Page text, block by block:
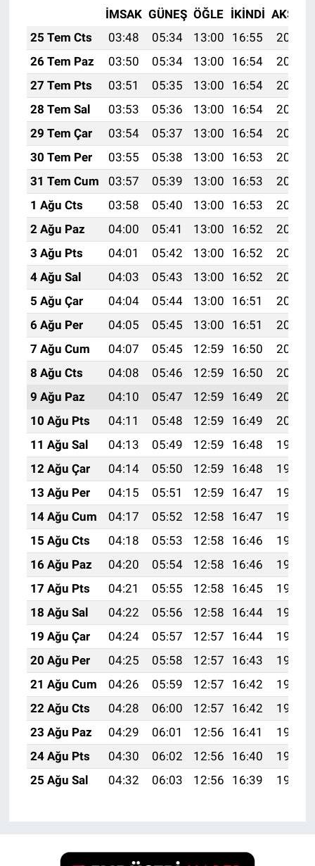
İMSAK GÜNEŞ ÖĞLE İKINDI AKŞAM
25 Tem Cts
03:48 05:34 13:00 16:55
20:17
26 Tem Paz
03:50 05:34 13:00 16:54
20:16
27 Tem Pts
03:51 05:35 13:00 16:54
20:15
28 Tem Sal
03:53 05:36 13:00 16:54
20:14
29 Tem Çar
03:54 05:37 13:00 16:54
20:13
30 Tem Per
03:55 05:38 13:00 16:53
20:12
31 Tem Cum
03:57 05:39 13:00 16:53
20:11
1 Ağu Cts
03:58 05:40 13:00 16:53
20:10
2 Ağu Paz
04:00 05:41 13:00 16:52
20:09
3 Ağu Pts
04:01 05:42 13:00 16:52
20:08
4 Ağu Sal
04:03 05:43 13:00 16:52
20:07
5 Ağu Çar
04:04 05:44 13:00 16:51
20:06
6 Ağu Per
04:05 05:45 13:00 16:51
20:05
7 Ağu Cum
04:07 05:45 12:59 16:50
20:04
8 Ağu Cts
04:08 05:46 12:59 16:50
20:02
9 Ağu Paz
04:10 05:47 12:59 16:49
20:01
10 Ağu Pts
04:11 05:48 12:59 16:49
20:00
11 Ağu Sal
04:13 05:49 12:59 16:48
19:59
12 Ağu Çar
04:14 05:50 12:59 16:48
19:57
13 Ağu Per
04:15 05:51 12:59 16:47
19:56
14 Ağu Cum
04:17 05:52 12:58 16:47
19:55
15 Ağu Cts
04:18 05:53 12:58 16:46
19:53
16 Ağu Paz
04:20 05:54 12:58 16:46
19:52
17 Ağu Pts
04:21 05:55 12:58 16:45
19:51
18 Ağu Sal
04:22 05:56 12:58 16:44
19:49
19 Ağu Çar
04:24 05:57 12:57 16:44
19:48
20 Ağu Per
04:25 05:58 12:57 16:43
19:46
21 Ağu Cum
04:26 05:59 12:57 16:42
19:45
22 Ağu Cts
04:28 06:00 12:57 16:42
19:44
23 Ağu Paz
04:29 06:01 12:56 16:41
19:42
24 Ağu Pts
04:30 06:02 12:56 16:40
19:41
25 Ağu Sal
04:32 06:03 12:56 16:39 19:39